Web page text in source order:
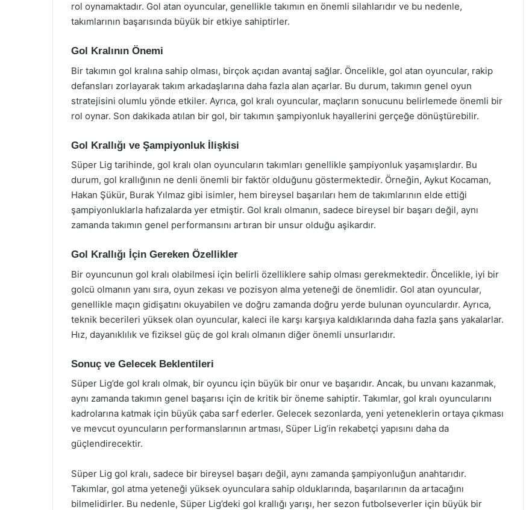
rol oynamaktadır. Gol atan oyuncular, genellikle takımın en önemli silahlarıdır ve bu nedenle,
takımlarının başarısında büyük bir etkiye sahiptirler.
Gol Kralının Önemi
Bir takımın gol kralına sahip olması, birçok açıdan avantaj sağlar. Öncelikle, gol atan oyuncular, rakip
defansları zorlayarak takım arkadaşlarına daha fazla alan açarlar. Bu durum, takımın genel oyun
stratejisini olumlu yönde etkiler. Ayrıca, gol kralı oyuncular, maçların sonucunu belirlemede önemli bir
rol oynar. Son dakikada atılan bir gol, bir takımın şampiyonluk hayallerini gerçeğe dönüştürebilir.
Gol Krallığı ve Şampiyonluk İlişkisi
Süper Lig tarihinde, gol kralı olan oyuncuların takımları genellikle şampiyonluk yaşamışlardır. Bu
durum, gol krallığının ne denli önemli bir faktör olduğunu göstermektedir. Örneğin, Aykut Kocaman,
Hakan Şükür, Burak Yılmaz gibi isimler, hem bireysel başarıları hem de takımlarının elde ettiği
şampiyonluklarla hafızalarda yer etmiştir. Gol kralı olmanın, sadece bireysel bir başarı değil, aynı
zamanda takımın genel performansını artıran bir unsur olduğu aşikardır.
Gol Krallığı İçin Gereken Özellikler
Bir oyuncunun gol kralı olabilmesi için belirli özelliklere sahip olması gerekmektedir. Öncelikle, iyi bir
golcü olmanın yanı sıra, oyun zekası ve pozisyon alma yeteneği de önemlidir. Gol atan oyuncular,
genellikle maçın gidişatını okuyabilen ve doğru zamanda doğru yerde bulunan oyunculardır. Ayrıca,
teknik becerileri yüksek olan oyuncular, kaleci ile karşı karşıya kaldıklarında daha fazla şans yakalarlar.
Hız, dayanıklılık ve fiziksel güç de gol kralı olmanın diğer önemli unsurlarıdır.
Sonuç ve Gelecek Beklentileri
Süper Lig’de gol kralı olmak, bir oyuncu için büyük bir onur ve başarıdır. Ancak, bu unvanı kazanmak,
aynı zamanda takımın genel başarısı için de kritik bir öneme sahiptir. Takımlar, gol kralı oyuncularını
kadrolarına katmak için büyük çaba sarf ederler. Gelecek sezonlarda, yeni yeteneklerin ortaya çıkması
ve mevcut oyuncuların performanslarının artması, Süper Lig’in rekabetçi yapısını daha da
güçlendirecektir.
Süper Lig gol kralı, sadece bir bireysel başarı değil, aynı zamanda şampiyonluğun anahtarıdır.
Takımlar, gol atma yeteneği yüksek oyunculara sahip olduklarında, başarılarının da artacağını
bilmelidirler. Bu nedenle, Süper Lig’deki gol krallığı yarışı, her sezon futbolseverler için büyük bir